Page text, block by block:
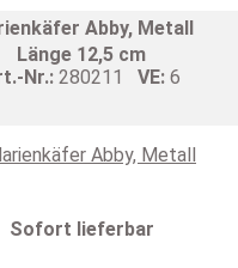
Abby, Metall
Länge 12,5 cm
Nr.: 280211 VE: 6
Sofort lieferbar